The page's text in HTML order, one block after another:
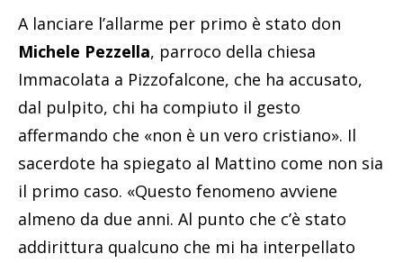
A lanciare l’allarme per primo è stato don
Michele Pezzella, parroco della chiesa
Immacolata a Pizzofalcone, che ha accusato,
dal pulpito, chi ha compiuto il gesto
affermando che «non è un vero cristiano». Il
sacerdote ha spiegato al Mattino come non sia
il primo caso. «Questo fenomeno avviene
almeno da due anni. Al punto che c’è stato
addirittura qualcuno che mi ha interpellato